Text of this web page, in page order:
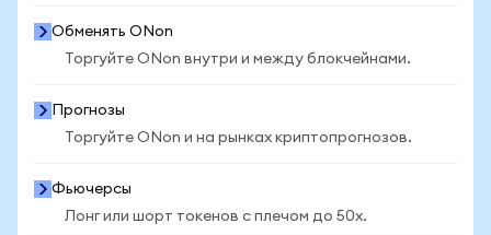
Обменять ONon
Торгуйте ONon внутри и между блокчейнами.
Прогнозы
Торгуйте ONon и на рынках криптопрогнозов.
Фьючерсы
Лонг или шорт токенов с плечом до 50x.